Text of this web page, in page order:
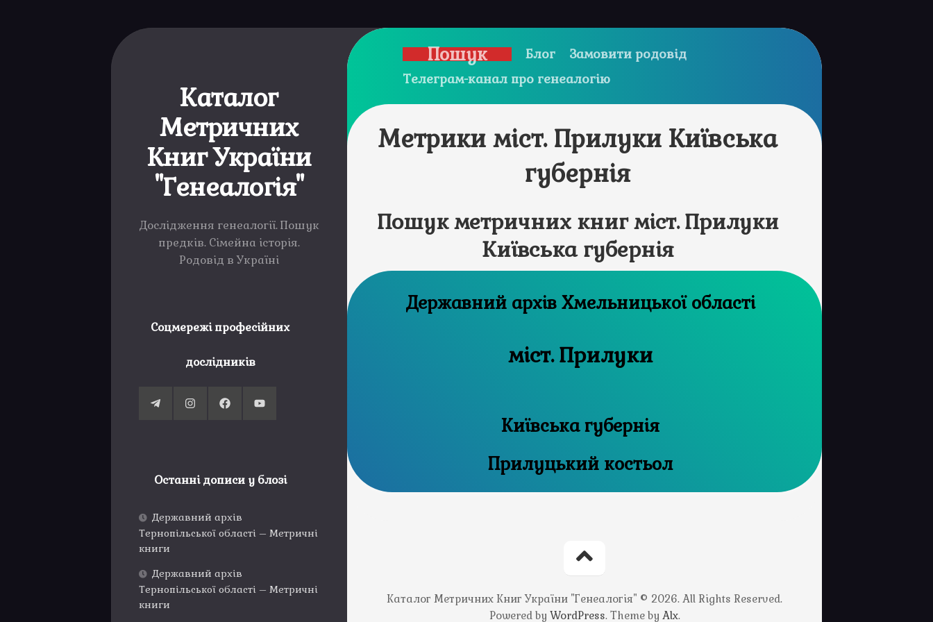
Каталог
Метричних
Книг України
"Генеалогія"
Дослідження генеалогії. Пошук
предків. Сімейна історія.
Родовід в Україні
Соцмережі професійних
дослідників
Останні дописи у блозі
Державний архів
Тернопільської області – Метричні
книги
Державний архів
Тернопільської області – Метричні
книги
Пошук Блог
Замовити родовід
Телеграм-канал про генеалогію
Метрики міст. Прилуки Київська
губернія
Пошук метричних книг міст. Прилуки
Київська губернія
Державний архів Хмельницької області
міст. Прилуки
Київська губернія
Прилуцький костьол
Каталог Метричних Книг України "Генеалогія" © 2026. All Rights Reserved.
Powered by WordPress. Theme by Alx.